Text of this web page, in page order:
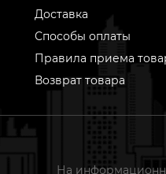
Доставка
Способы оплаты
Правила приема
Возврат товара
На